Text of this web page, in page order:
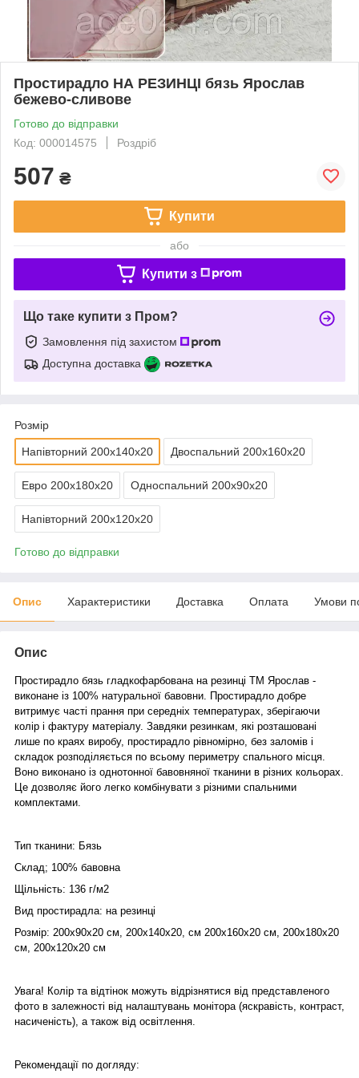
Простирадло НА РЕЗИНЦІ бязь Ярослав
бежево-сливове
Готово до відправки
Код: 000014575
Роздріб
507 ₴
Купити
або
Купити з
Що таке купити з Пром?
Замовлення під захистом
Доступна доставка
Розмір
Напівторний 200х140х20 Двоспальний 200х160х20
Евро 200х180х20 Односпальний 200х90х20
Напівторний 200х120х20
Готово до відправки
Опис Характеристики Доставка Оплата Умови
Опис
Простирадло бязь гладкофарбована на резинці ТМ Ярослав -
виконане із 100% натуральної бавовни. Простирадло добре
витримує часті прання при середніх температурах, зберігаючи
колір і фактуру матеріалу. Завдяки резинкам, які розташовані
лише по краях виробу, простирадло рівномірно, без заломів і
складок розподіляється по всьому периметру спального місця.
Воно виконано із однотонної бавовняної тканини в різних кольорах.
Це дозволяє його легко комбінувати з різними спальними
комплектами.
Тип тканини: Бязь
Склад; 100% бавовна
Щільність: 136 г/м2
Вид простирадла: на резинці
Розмір: 200х90х20 см, 200х140х20, см 200х160х20 см, 200х180х20
см, 200х120х20 см
Увага! Колір та відтінок можуть відрізнятися від представленого
фото в залежності від налаштувань монітора (яскравість, контраст,
насиченість), а також від освітлення.
Рекомендації по догляду: